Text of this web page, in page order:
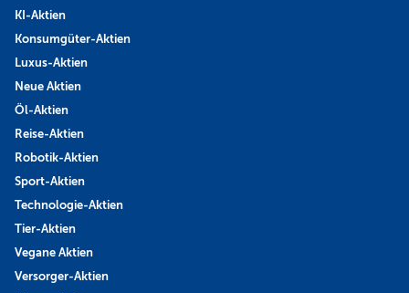
KI-Aktien
Konsumgüter-Aktien
Luxus-Aktien
Neue Aktien
Öl-Aktien
Reise-Aktien
Robotik-Aktien
Sport-Aktien
Technologie-Aktien
Tier-Aktien
Vegane Aktien
Versorger-Aktien